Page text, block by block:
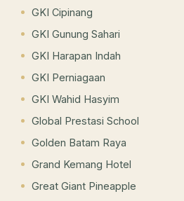
GKI Cipinang
GKI Gunung Sahari
GKI Harapan Indah
GKI Perniagaan
GKI Wahid Hasyim
Global Prestasi School
Golden Batam Raya
Grand Kemang Hotel
Great Giant Pineapple